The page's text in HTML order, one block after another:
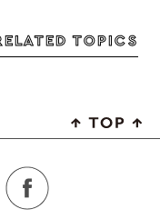
TOPICS